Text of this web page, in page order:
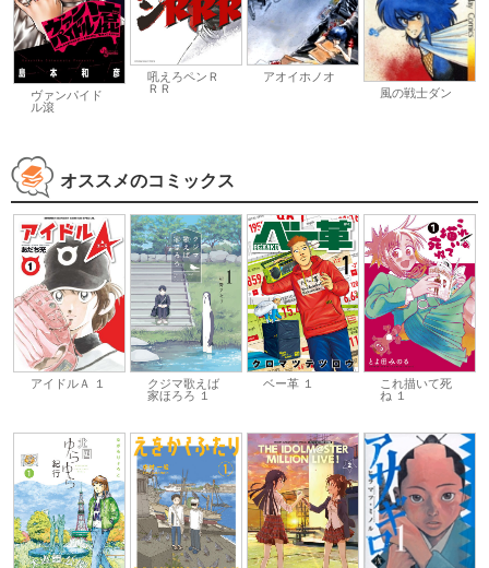
ヴァンパイド
ル滾
吼えろペンＲ
ＲＲ
アオイホノオ
風の戦士ダン
オススメのコミックス
アイドルＡ １
クジマ歌えば
家ほろろ １
ベー革 １
これ描いて死
ね １